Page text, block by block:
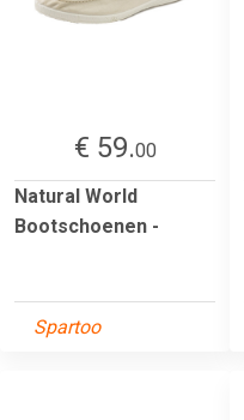
€ 59.00
Natural World
Bootschoenen -
Spartoo